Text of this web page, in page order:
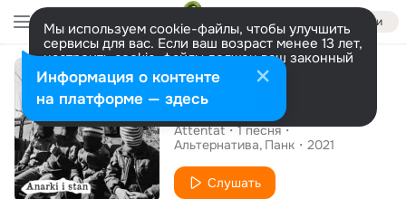
Войти
Мы используем cookie-файлы, чтобы улучшить
сервисы для вас. Если ваш возраст менее 13 лет,
настроить cookie-файлы должен ваш законный
представитель. Больше информации
Разрешить все Настроить
Сингл
Anarki i stan
Attentat 1песня
Альтернатива Панк 2021
Слушать
Информация о контенте
на платформе — здесь